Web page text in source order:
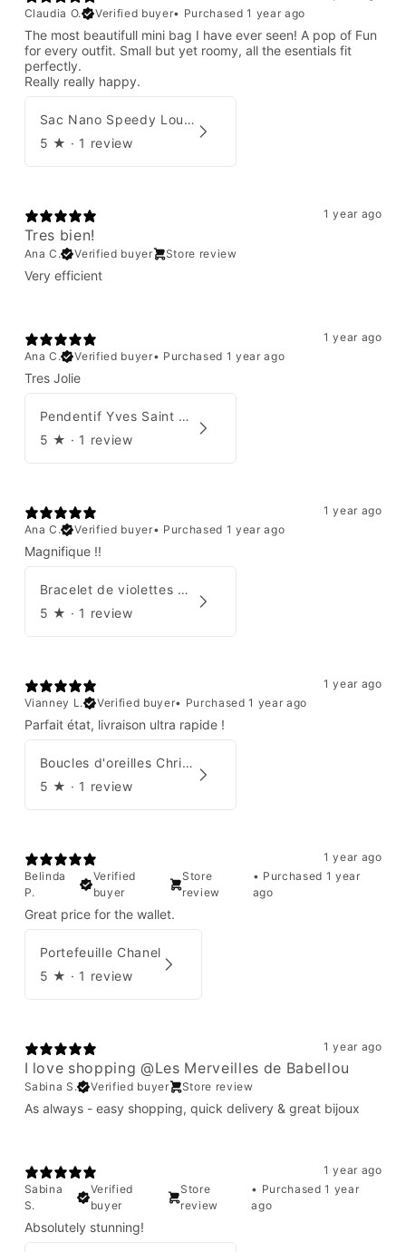
Claudia O.
Verified buyer• Purchased 1 year ago
The most beautifull mini bag I have ever seen! A pop of Fun
for every outfit. Small but yet roomy, all the esentials fit
perfectly.
Really really happy.
Sac Nano Speedy Louis Vuitton X Yayoi Kusama
5 ★ · 1 review
1 year ago
Tres bien!
Ana C. Verified buyer Store review
Very efficient
1 year ago
Ana C.
Verified buyer• Purchased 1 year ago
Tres Jolie
Pendentif Yves Saint Laurent
5 ★ · 1 review
1 year ago
Ana C.
Verified buyer• Purchased 1 year ago
Magnifique !!
Bracelet de violettes Augustine
5 ★ · 1 review
1 year ago
Vianney L.
Verified buyer• Purchased 1 year ago
Parfait état, livraison ultra rapide !
Boucles d'oreilles Christian Dior
5 ★ · 1 review
1 year ago
Belinda
P.
Verified
buyer
Store
review
• Purchased 1 year
ago
Great price for the wallet.
Portefeuille Chanel
5 ★ · 1 review
1 year ago
I love shopping @Les Merveilles de Babellou
Sabina S. Verified buyer Store review
As always - easy shopping, quick delivery & great bijoux
1 year ago
Sabina
S.
Verified
buyer
Store
review
• Purchased 1 year
ago
Absolutely stunning!